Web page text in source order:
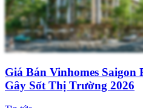
Giá Bán Vinhomes
Gây Sốt Thị Trường 2026